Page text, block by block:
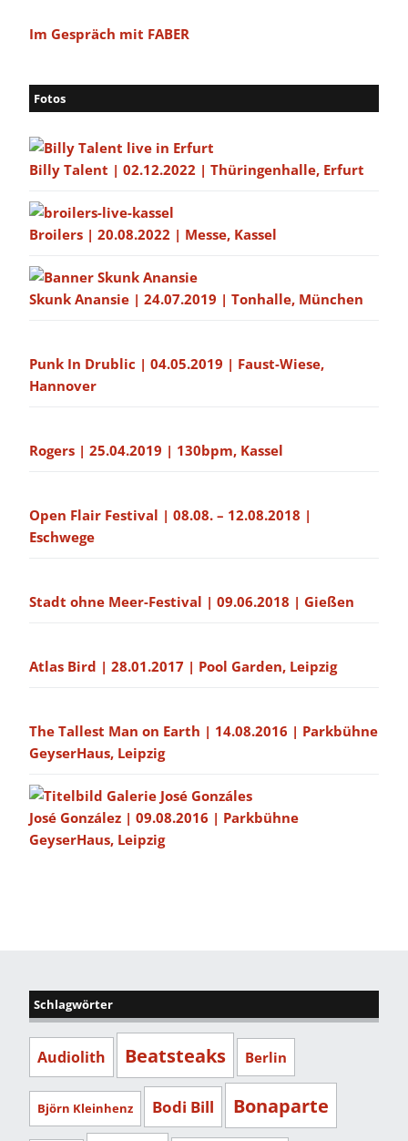
Im Gespräch mit FABER
Fotos
Billy Talent | 02.12.2022 | Thüringenhalle, Erfurt
Broilers | 20.08.2022 | Messe, Kassel
Skunk Anansie | 24.07.2019 | Tonhalle, München
Punk In Drublic | 04.05.2019 | Faust-Wiese,
Hannover
Rogers | 25.04.2019 | 130bpm, Kassel
Open Flair Festival | 08.08. – 12.08.2018 |
Eschwege
Stadt ohne Meer-Festival | 09.06.2018 | Gießen
Atlas Bird | 28.01.2017 | Pool Garden, Leipzig
The Tallest Man on Earth | 14.08.2016 | Parkbühne
GeyserHaus, Leipzig
José González | 09.08.2016 | Parkbühne
GeyserHaus, Leipzig
Schlagwörter
Audiolith Beatsteaks Berlin
Björn Kleinhenz Bodi Bill Bonaparte